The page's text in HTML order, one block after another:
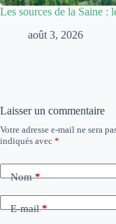
Les sources de la Saine :
août 3, 2026
Laisser un commentaire
Votre adresse e-mail ne sera
indiqués avec *
Nom*
E-mail*